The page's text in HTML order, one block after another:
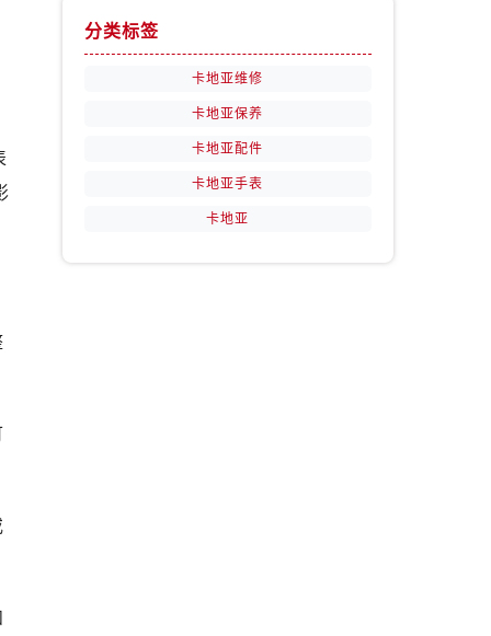
分类标签
卡地亚维修
卡地亚保养
卡地亚配件
卡地亚手表
卡地亚